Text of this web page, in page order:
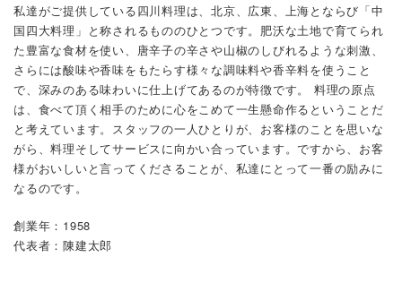
私達がご提供している四川料理は、北京、広東、上海とならび「中
国四大料理」と称されるもののひとつです。肥沃な土地で育てられ
た豊富な食材を使い、唐辛子の辛さや山椒のしびれるような刺激、
さらには酸味や香味をもたらす様々な調味料や香辛料を使うこと
で、深みのある味わいに仕上げてあるのが特徴です。 料理の原点
は、食べて頂く相手のために心をこめて一生懸命作るということだ
と考えています。スタッフの一人ひとりが、お客様のことを思いな
がら、料理そしてサービスに向かい合っています。ですから、お客
様がおいしいと言ってくださることが、私達にとって一番の励みに
なるのです。
創業年：1958
代表者：陳建太郎